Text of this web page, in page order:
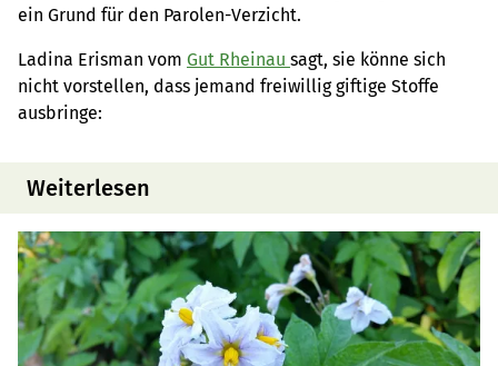
ein Grund für den Parolen-Verzicht.
Ladina Erisman vom Gut Rheinau sagt, sie könne sich
nicht vorstellen, dass jemand freiwillig giftige Stoffe
ausbringe:
Weiterlesen